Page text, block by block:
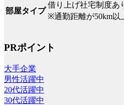
部屋タイプ
借り上げ社宅制度あ
※通勤距離が50km以
PRポイント
大手企業
男性活躍中
20代活躍中
30代活躍中